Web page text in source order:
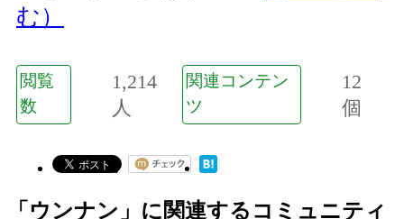
む）
閲覧
数
1,214
人
関連コンテン
ツ
12
個
「ウンナン」に関連するコミュニティ